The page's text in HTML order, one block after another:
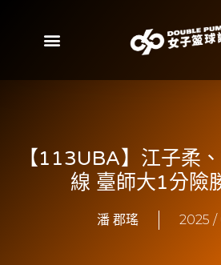
【113UBA】江子柔
線 臺師大1分險
潘 郡瑤 2025 /